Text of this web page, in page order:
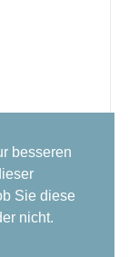
besseren
Sie diese
nicht.